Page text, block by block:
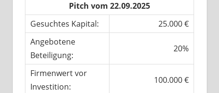
Pitch vom 22.09.2025
Gesuchtes Kapital:
25.000 €
Angebotene
Beteiligung:
20%
Firmenwert vor
Investition:
100.000 €